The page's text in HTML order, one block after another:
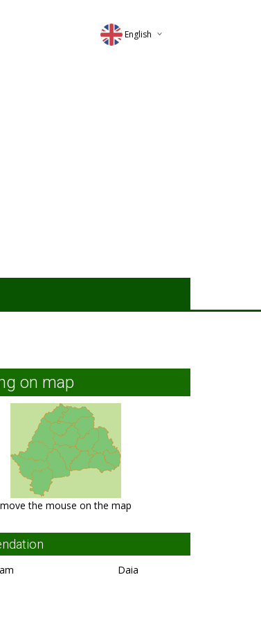
English
on map
move the mouse on the map
Daia